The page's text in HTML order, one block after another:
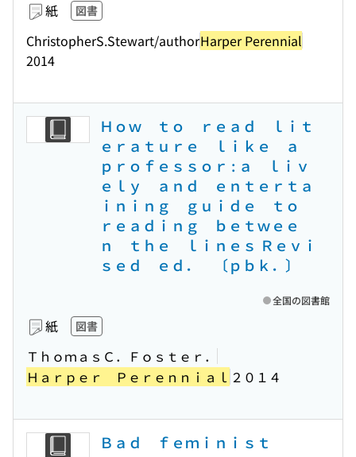
紙 図書
ChristopherS.Stewart/authorHarper Perennial
2014
Ｈｏｗ ｔｏ ｒｅａｄ ｌｉｔ
ｅｒａｔｕｒｅ ｌｉｋｅ ａ
ｐｒｏｆｅｓｓｏｒ : ａ ｌｉｖ
ｅｌｙ ａｎｄ ｅｎｔｅｒｔａ
ｉｎｉｎｇ ｇｕｉｄｅ ｔｏ
ｒｅａｄｉｎｇ ｂｅｔｗｅｅ
ｎ ｔｈｅ ｌｉｎｅｓ Ｒｅｖｉ
ｓｅｄ ｅｄ． 〔ｐｂｋ．〕
紙 図書
ＴｈｏｍａｓＣ．Ｆｏｓｔｅｒ．
Ｈａｒｐｅｒ Ｐｅｒｅｎｎｉａｌ ２０１４
全国の図書館
Ｂａｄ ｆｅｍｉｎｉｓｔ